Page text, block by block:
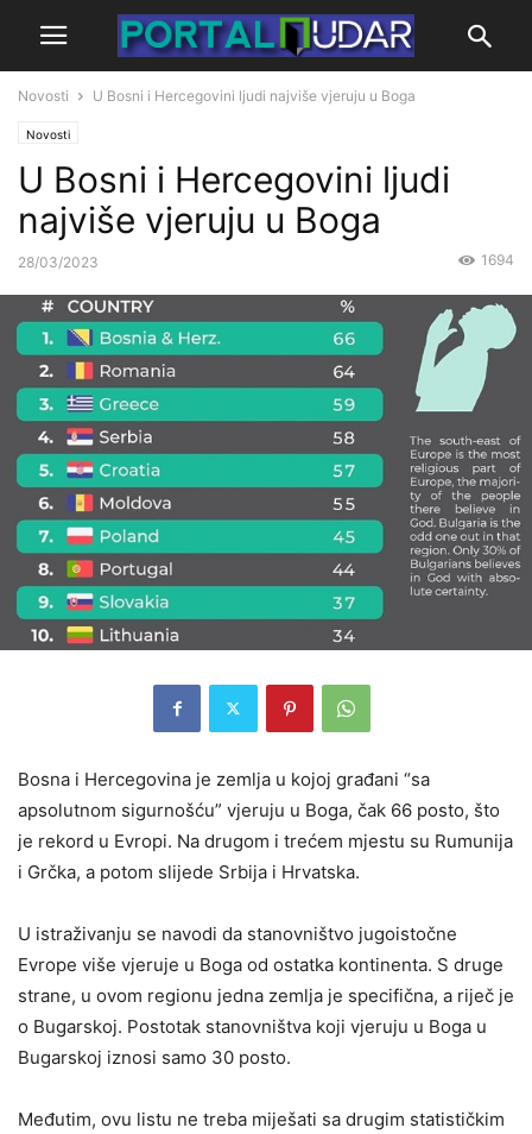
Novosti U Bosni i Hercegovini ljudi najviše vjeruju u Boga
Novosti
U Bosni i Hercegovini ljudi
najviše vjeruju u Boga
28/03/2023 1694
Bosna i Hercegovina je zemlja u kojoj građani “sa
apsolutnom sigurnošću” vjeruju u Boga, čak 66 posto, što
je rekord u Evropi. Na drugom i trećem mjestu su Rumunija
i Grčka, a potom slijede Srbija i Hrvatska.
U istraživanju se navodi da stanovništvo jugoistočne
Evrope više vjeruje u Boga od ostatka kontinenta. S druge
strane, u ovom regionu jedna zemlja je specifična, a riječ je
o Bugarskoj. Postotak stanovništva koji vjeruju u Boga u
Bugarskoj iznosi samo 30 posto.
Međutim, ovu listu ne treba miješati sa drugim statističkim